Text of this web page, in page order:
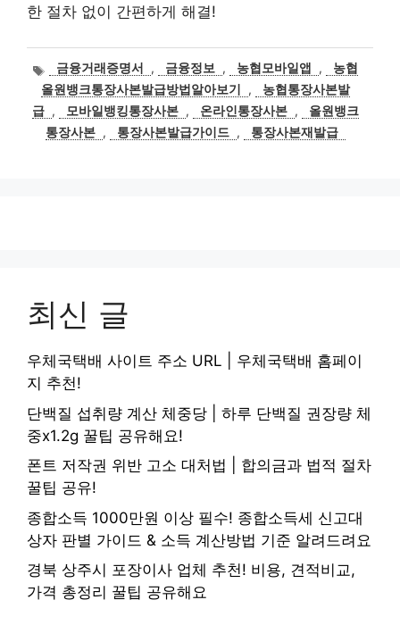
한 절차 없이 간편하게 해결!
태
그
금융거래증명서 , 금융정보 , 농협모바일앱 ,
농협
올원뱅크통장사본발급방법알아보기
,
농협통장사본발
급 , 모바일뱅킹통장사본 , 온라인통장사본 ,
올원뱅크
통장사본 , 통장사본발급가이드 , 통장사본재발급
최신 글
우체국택배 사이트 주소 URL | 우체국택배 홈페이
지 추천!
단백질 섭취량 계산 체중당 | 하루 단백질 권장량 체
중x1.2g 꿀팁 공유해요!
폰트 저작권 위반 고소 대처법 | 합의금과 법적 절차
꿀팁 공유!
종합소득 1000만원 이상 필수! 종합소득세 신고대
상자 판별 가이드 & 소득 계산방법 기준 알려드려요
경북 상주시 포장이사 업체 추천! 비용, 견적비교,
가격 총정리 꿀팁 공유해요